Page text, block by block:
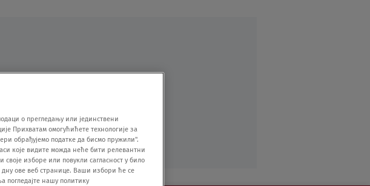
о прегледању или јединствени
Прихватам омогућићете технологије за
обрађујемо податке да бисмо пружили".
које видите можда неће бити релевантни
изборе или повукли сагласност у било
ове веб странице. Ваши избори ће се
погледајте нашу политику